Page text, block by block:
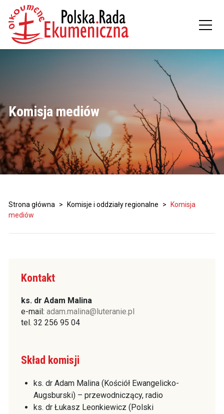
Komisja mediów
Strona główna > Komisje i oddziały regionalne >
Komisja
mediów
Kontakt
ks. dr Adam Malina
e-mail: adam.malina@luteranie.pl
tel. 32 256 95 04
Skład komisji
ks. dr Adam Malina (Kościół Ewangelicko-
Augsburski) – przewodniczący, radio
ks. dr Łukasz Leonkiewicz (Polski